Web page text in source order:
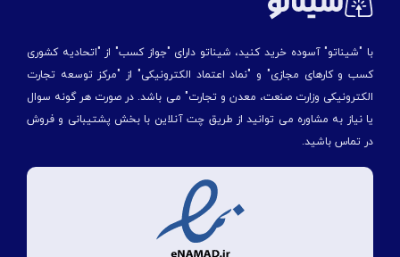
با "شیناتو" آسوده خرید کنید، شیناتو دارای "جواز کسب" از "اتحادیه کشوری
کسب و کارهای مجازی" و "نماد اعتماد الکترونیکی" از "مركز توسعه تجارت
الكترونیكی وزارت صنعت، معدن و تجارت" می باشد. در صورت هر گونه سوال
یا نیاز به مشاوره می توانید از طریق چت آنلاین با بخش پشتیبانی و فروش
در تماس باشید.